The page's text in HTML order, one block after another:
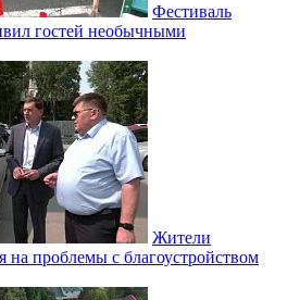
Фестиваль
гостей необычными
Жители
проблемы с благоустройством